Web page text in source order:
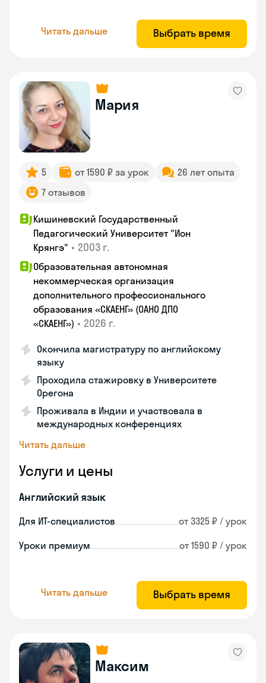
Читать дальше Выбрать время
Мария
5 от 1590 ₽ за урок
26 лет опыта
7 отзывов
Кишиневский Государственный
Педагогический Университет "Ион
Крянгэ" • 2003 г.
Образовательная автономная
некоммерческая организация
дополнительного профессионального
образования «СКАЕНГ» (ОАНО ДПО
«СКАЕНГ») • 2026 г.
Окончила магистратуру по английскому
языку
Проходила стажировку в Университете
Орегона
Проживала в Индии и участвовала в
международных конференциях
Читать дальше
Услуги и цены
Английский язык
Для ИТ-специалистов от 3325 ₽ / урок
Уроки премиум от 1590 ₽ / урок
Читать дальше Выбрать время
Максим